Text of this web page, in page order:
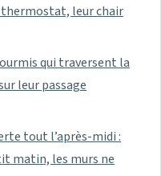
thermostat, leur chair
qui traversent la
leur passage
tout l’après-midi :
matin, les murs ne